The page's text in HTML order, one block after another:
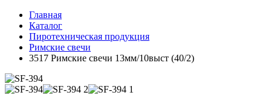
Главная
Каталог
Пиротехническая продукция
Римские свечи
3517 Римские свечи 13мм/10выст (40/2)